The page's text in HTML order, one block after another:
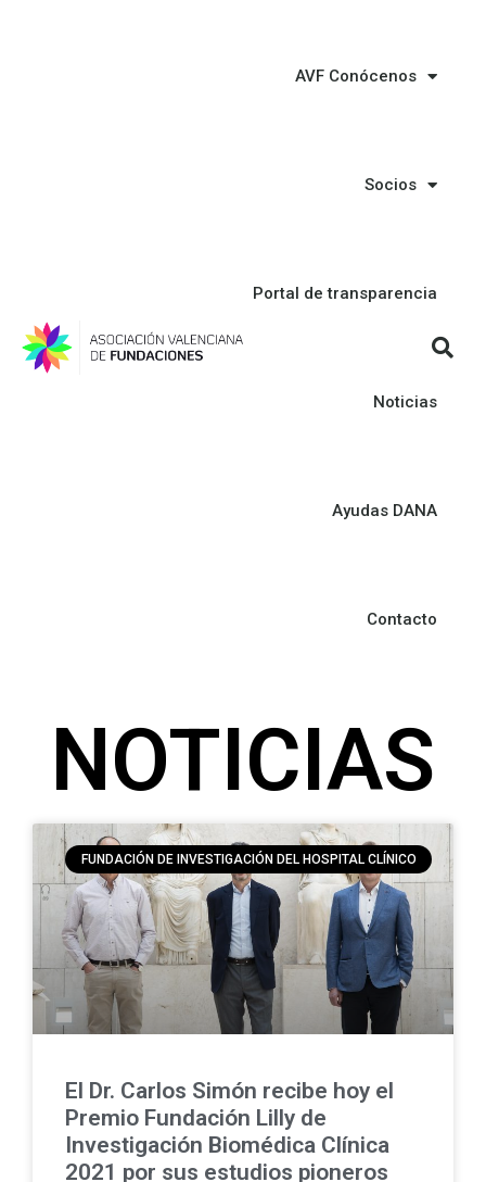
AVF Conócenos
Socios
Portal de transparencia
Noticias
Ayudas DANA
Contacto
NOTICIAS
FUNDACIÓN DE INVESTIGACIÓN DEL HOSPITAL CLÍNICO
El Dr. Carlos Simón recibe hoy el
Premio Fundación Lilly de
Investigación Biomédica Clínica
2021 por sus estudios pioneros